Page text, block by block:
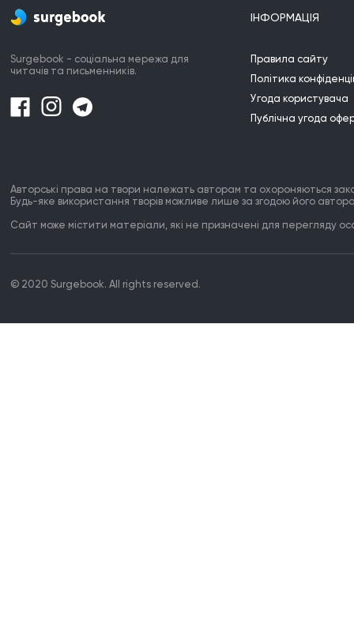
Surgebook - соціальна мережа для
читачів та письменників.
ІНФОРМАЦІЯ
Правила сайту
Політика
Угода користувача
Публічна угода
Авторські права на твори належать авторам та охороняються
Будь-яке використання творів можливе лише за згодою його
Сайт може містити матеріали, які не призначені для перегляду
© 2020 Surgebook. All rights reserved.